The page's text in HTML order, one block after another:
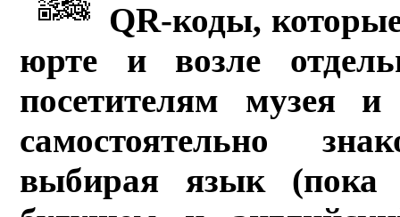
QR-коды,
юрте и возле
посетителям музея и
самостоятельно
выбирая язык (пока